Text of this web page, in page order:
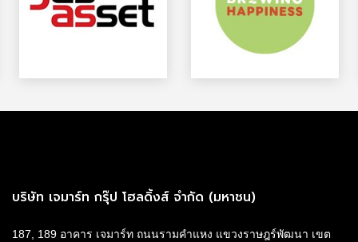
บริษัท เจมาร์ท กรุ๊ป โฮลดิ้งส์ จำกัด (มหาชน)
187, 189 อาคาร เจมาร์ท ถนนรามคำแหง แขวงราษฎร์พัฒนา เขต